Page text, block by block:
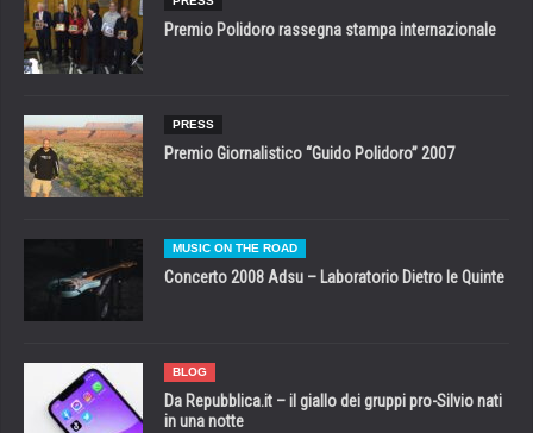
Premio Polidoro rassegna stampa internazionale
PRESS
Premio Giornalistico “Guido Polidoro” 2007
MUSIC ON THE ROAD
Concerto 2008 Adsu – Laboratorio Dietro le Quinte
BLOG
Da Repubblica.it – il giallo dei gruppi pro-Silvio nati
in una notte